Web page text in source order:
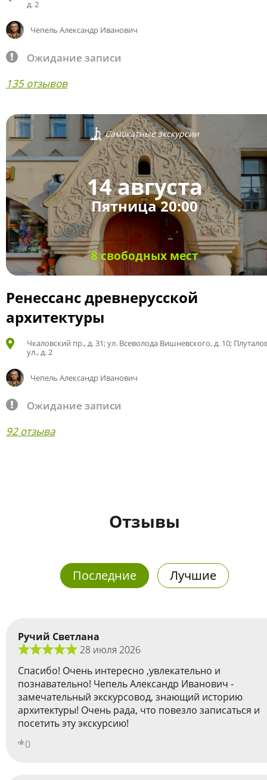
д. 2
Чепель Александр Иванович
Ожидание записи
135 отзывов
Самокатные экскурсии
14 августа
Пятница 20:00
8 свободных мест
Ренессанс древнерусской
архитектуры
Чкаловский пр., д. 31; ул. Всеволода Вишневского, д. 10;
ул., д. 2
Чепель Александр Иванович
Ожидание записи
92 отзыва
Отзывы
Последние Лучшие
Ручий Светлана
28 июля 2026
Спасибо! Очень интересно ,увлекательно и
познавательно! Чепель Александр Иванович -
замечательный экскурсовод, знающий историю
архитектуры! Очень рада, что повезло записаться и
посетить эту экскурсию!
0